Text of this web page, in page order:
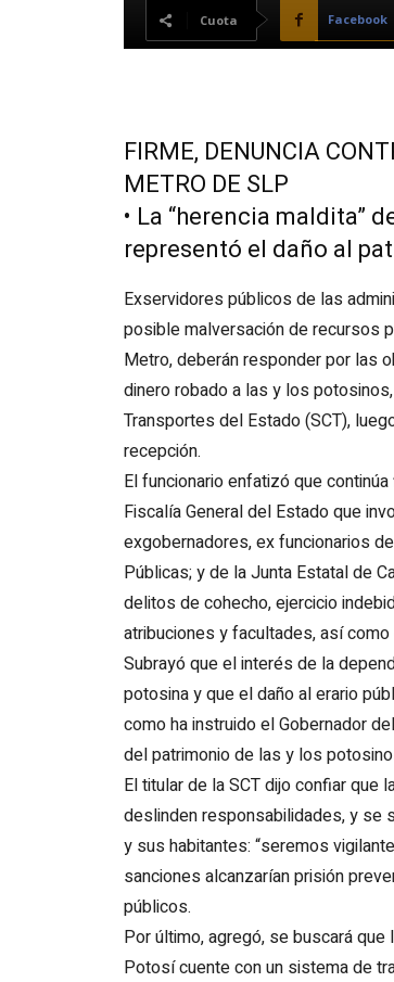
Cuota Facebook
FIRME, DENUNCIA
METRO DE SLP
• La “herencia maldita”
representó el daño al
Exservidores públicos de las
posible malversación de recursos
Metro, deberán responder por las
dinero robado a las y los
Transportes del Estado (SCT),
recepción.
El funcionario enfatizó que
Fiscalía General del Estado que
exgobernadores, ex funcionarios
Públicas; y de la Junta Estatal de
delitos de cohecho, ejercicio
atribuciones y facultades, así
Subrayó que el interés de la
potosina y que el daño al erario
como ha instruido el Gobernador
del patrimonio de las y los
El titular de la SCT dijo confiar que
deslinden responsabilidades, y se
y sus habitantes: “seremos
sanciones alcanzarían prisión
públicos.
Por último, agregó, se buscará
Potosí cuente con un sistema de